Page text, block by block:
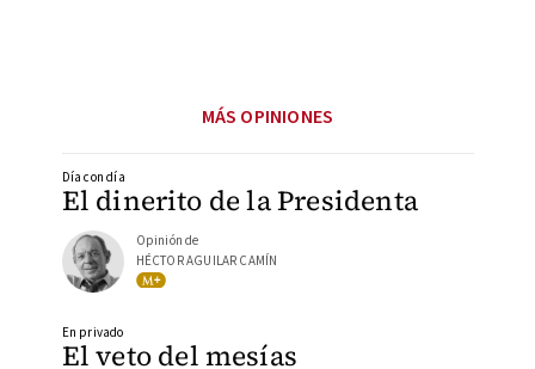
MÁS OPINIONES
El dinerito de la Presidenta
Día con día
Opinión de
HÉCTOR AGUILAR CAMÍN
El veto del mesías
En privado